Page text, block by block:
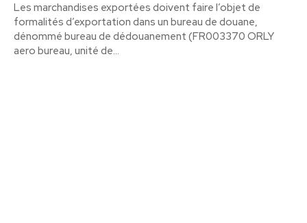
Les marchandises exportées doivent faire l’objet de
formalités d’exportation dans un bureau de douane,
dénommé bureau de dédouanement (FR003370 ORLY
aero bureau, unité de...